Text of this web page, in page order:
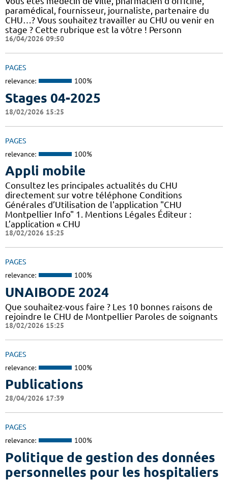
paramédical, fournisseur, journaliste, partenaire du
CHU…? Vous souhaitez travailler au CHU ou venir en
stage ? Cette rubrique est la vôtre ! Personn
16/04/2026 09:50
PAGES
relevance: 100%
Stages 04-2025
18/02/2026 15:25
PAGES
relevance: 100%
Appli mobile
Consultez les principales actualités du CHU
directement sur votre téléphone Conditions
Générales d’Utilisation de l'application "CHU
Montpellier Info" 1. Mentions Légales Éditeur :
L’application « CHU
18/02/2026 15:25
PAGES
relevance: 100%
UNAIBODE 2024
Que souhaitez-vous faire ? Les 10 bonnes raisons de
rejoindre le CHU de Montpellier Paroles de soignants
18/02/2026 15:25
PAGES
relevance: 100%
Publications
28/04/2026 17:39
PAGES
relevance: 100%
Politique de gestion des données
personnelles pour les hospitaliers